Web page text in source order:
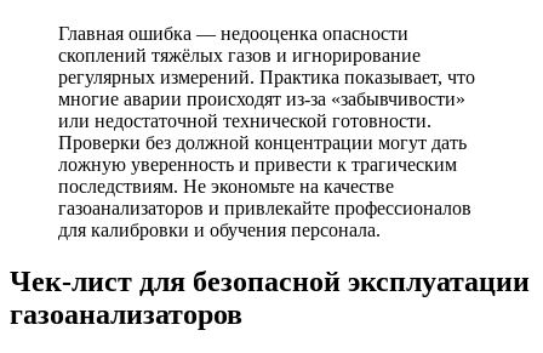
Главная ошибка — недооценка опасности
скоплений тяжёлых газов и игнорирование
регулярных измерений. Практика показывает, что
многие аварии происходят из-за «забывчивости»
или недостаточной технической готовности.
Проверки без должной концентрации могут дать
ложную уверенность и привести к трагическим
последствиям. Не экономьте на качестве
газоанализаторов и привлекайте профессионалов
для калибровки и обучения персонала.
Чек-лист для безопасной эксплуатации
газоанализаторов